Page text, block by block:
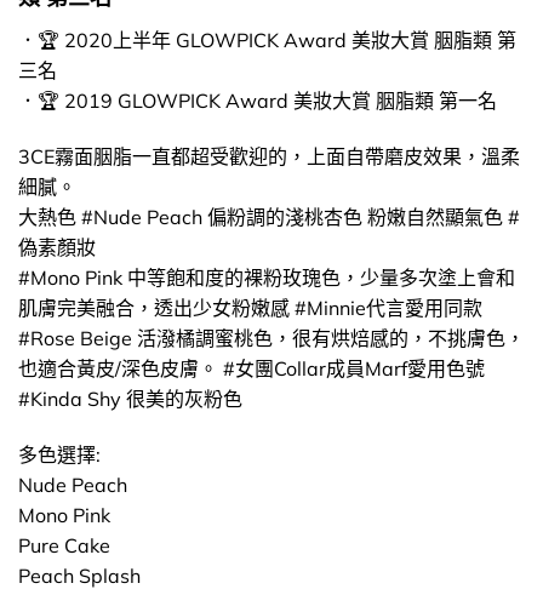
．🏆 2020上半年 GLOWPICK Award 美妝大賞 胭脂類 第
三名
．🏆 2019 GLOWPICK Award 美妝大賞 胭脂類 第一名
3CE霧面胭脂一直都超受歡迎的，上面自帶磨皮效果，溫柔
細膩。
大熱色 #Nude Peach 偏粉調的淺桃杏色 粉嫩自然顯氣色 #
偽素顏妝
#Mono Pink 中等飽和度的裸粉玫瑰色，少量多次塗上會和
肌膚完美融合，透出少女粉嫩感 #Minnie代言愛用同款
#Rose Beige 活潑橘調蜜桃色，很有烘焙感的，不挑膚色，
也適合黃皮/深色皮膚。 #女團Collar成員Marf愛用色號
#Kinda Shy 很美的灰粉色
多色選擇:
Nude Peach
Mono Pink
Pure Cake
Peach Splash